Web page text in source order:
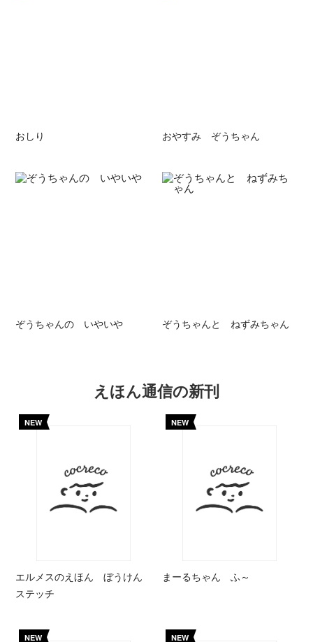
おしり おやすみ ぞうちゃん
ぞうちゃんの いやいや ぞうちゃんと ねずみちゃん
えほん通信の新刊
NEW
エルメスのえほん ぼうけん
ステッチ
NEW
まーるちゃん ふ～
NEW NEW